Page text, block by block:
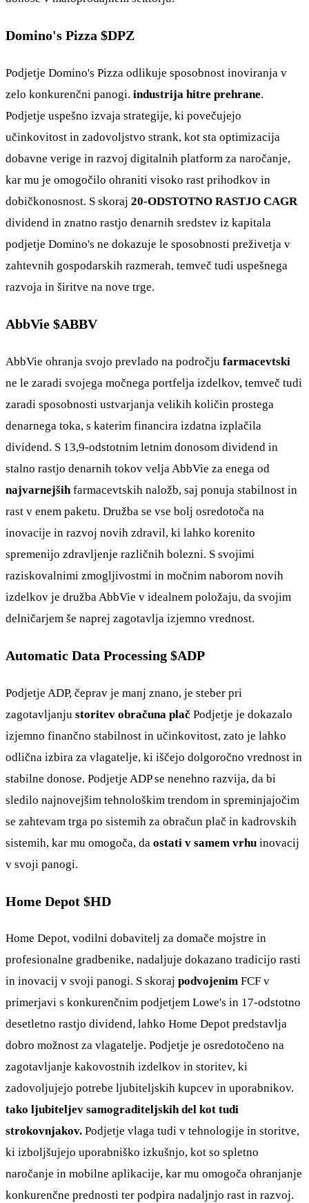
Domino's Pizza $DPZ
Podjetje Domino's Pizza odlikuje sposobnost inoviranja v
zelo konkurenčni panogi. industrija hitre prehrane.
Podjetje uspešno izvaja strategije, ki povečujejo
učinkovitost in zadovoljstvo strank, kot sta optimizacija
dobavne verige in razvoj digitalnih platform za naročanje,
kar mu je omogočilo ohraniti visoko rast prihodkov in
dobičkonosnost. S skoraj 20-ODSTOTNO RASTJO CAGR
dividend in znatno rastjo denarnih sredstev iz kapitala
podjetje Domino's ne dokazuje le sposobnosti preživetja v
zahtevnih gospodarskih razmerah, temveč tudi uspešnega
razvoja in širitve na nove trge.
AbbVie $ABBV
AbbVie ohranja svojo prevlado na področju farmacevtski
ne le zaradi svojega močnega portfelja izdelkov, temveč tudi
zaradi sposobnosti ustvarjanja velikih količin prostega
denarnega toka, s katerim financira izdatna izplačila
dividend. S 13,9-odstotnim letnim donosom dividend in
stalno rastjo denarnih tokov velja AbbVie za enega od
najvarnejših farmacevtskih naložb, saj ponuja stabilnost in
rast v enem paketu. Družba se vse bolj osredotoča na
inovacije in razvoj novih zdravil, ki lahko korenito
spremenijo zdravljenje različnih bolezni. S svojimi
raziskovalnimi zmogljivostmi in močnim naborom novih
izdelkov je družba AbbVie v idealnem položaju, da svojim
delničarjem še naprej zagotavlja izjemno vrednost.
Automatic Data Processing $ADP
Podjetje ADP, čeprav je manj znano, je steber pri
zagotavljanju storitev obračuna plač Podjetje je dokazalo
izjemno finančno stabilnost in učinkovitost, zato je lahko
odlična izbira za vlagatelje, ki iščejo dolgoročno vrednost in
stabilne donose. Podjetje ADP se nenehno razvija, da bi
sledilo najnovejšim tehnološkim trendom in spreminjajočim
se zahtevam trga po sistemih za obračun plač in kadrovskih
sistemih, kar mu omogoča, da ostati v samem vrhu inovacij
v svoji panogi.
Home Depot $HD
Home Depot, vodilni dobavitelj za domače mojstre in
profesionalne gradbenike, nadaljuje dokazano tradicijo rasti
in inovacij v svoji panogi. S skoraj podvojenim FCF v
primerjavi s konkurenčnim podjetjem Lowe's in 17-odstotno
desetletno rastjo dividend, lahko Home Depot predstavlja
dobro možnost za vlagatelje. Podjetje je osredotočeno na
zagotavljanje kakovostnih izdelkov in storitev, ki
zadovoljujejo potrebe ljubiteljskih kupcev in uporabnikov.
tako ljubiteljev samograditeljskih del kot tudi
strokovnjakov. Podjetje vlaga tudi v tehnologije in storitve,
ki izboljšujejo uporabniško izkušnjo, kot so spletno
naročanje in mobilne aplikacije, kar mu omogoča ohranjanje
konkurenčne prednosti ter podpira nadaljnjo rast in razvoj.